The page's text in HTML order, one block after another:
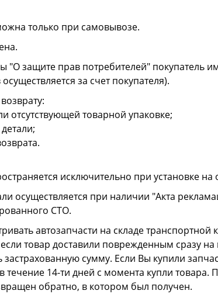
только при самовывозе.
"О защите прав потребителей" покупатель
за счет покупателя).
товарной упаковке;
исключительно при установке
осуществляется при наличии "Акта
СТО.
автозапчасти на складе
товар доставили поврежденным сразу
сумму. Если Вы купили
течение 14-ти дней с момента купли
обратно, в котором был получен.